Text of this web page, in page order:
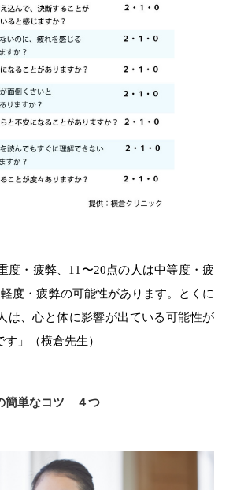
度・疲弊、11〜20点の人は中等度・疲
度・疲弊の可能性があります。とくに
は、心と体に影響が出ている可能性が
」（横倉先生）
簡単なコツ ４つ